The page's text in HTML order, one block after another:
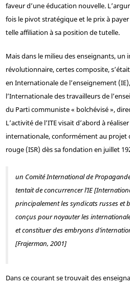
faveur d’une éducation nouvelle.
fois le pivot stratégique et le prix à
telle affiliation à sa position de tutelle.
Mais dans le milieu des enseignants,
révolutionnaire, certes composite,
en Internationale de l’enseignement
l’Internationale des travailleurs de
du Parti communiste « bolchévisé »,
L’activité de l’ITE visait d’abord à
internationale, conformément au projet
rouge (ISR) dès sa fondation en juillet
un Comité International de
tentait de concurrencer l’IE
principalement les syndicats russes et
conçus pour noyauter les
et constituer des embryons
[Frajerman, 2001]
Dans ce courant se trouvait des